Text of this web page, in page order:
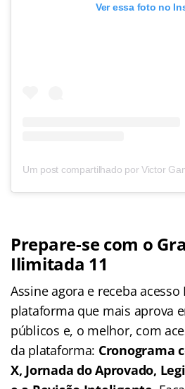
Ver essa foto no
Prepare-se com o
Ilimitada 11
Assine agora e receba acesso
plataforma que mais aprova
públicos e, o melhor, com
da plataforma: Cronograma
X, Jornada do Aprovado,